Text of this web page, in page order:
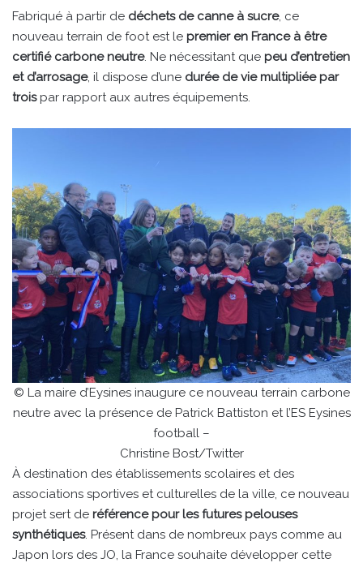
Fabriqué à partir de déchets de canne à sucre, ce
nouveau terrain de foot est le premier en France à être
certifié carbone neutre. Ne nécessitant que peu d’entretien
et d’arrosage, il dispose d’une durée de vie multipliée par
troispar rapport aux autres équipements.
© La maire d’Eysines inaugure ce nouveau terrain carbone
neutre avec la présence de Patrick Battiston et l’ES Eysines
football –
Christine Bost/Twitter
À destination des établissements scolaires et des
associations sportives et culturelles de la ville, ce nouveau
projet sert de référence pour les futures pelouses
synthétiques. Présent dans de nombreux pays comme au
Japon lors des JO, la France souhaite développer cette